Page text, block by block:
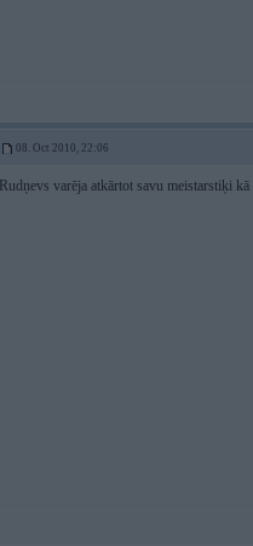
08. Oct 2010, 22:06
Rudņevs varēja atkārtot savu meistarstiķi